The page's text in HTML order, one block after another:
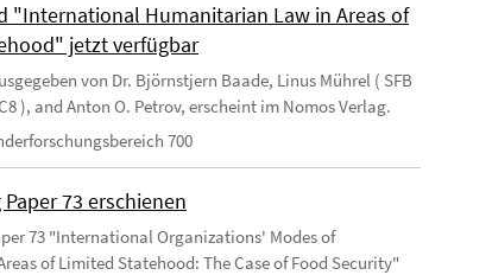
"International Humanitarian Law in Areas of
jetzt verfügbar
von Dr. Björnstjern Baade, Linus Mührel ( SFB
), and Anton O. Petrov, erscheint im Nomos Verlag.
700
Paper 73 erschienen
73 "International Organizations' Modes of
of Limited Statehood: The Case of Food Security"